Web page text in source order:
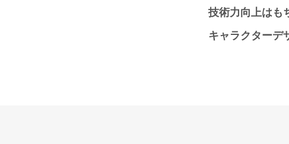
技術力向上はも
キャラクターデ